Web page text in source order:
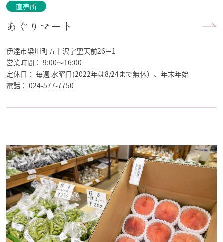
直売所
あぐりマート
伊達市梁川町五十沢字聖天前26－1
営業時間：9:00～16:00
定休日：毎週 水曜日(2022年は8/24まで無休）、年末年始
電話：024-577-7750